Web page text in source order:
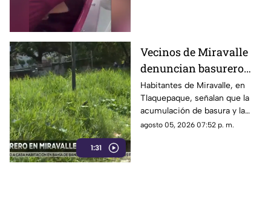
1:31
Vecinos de Miravalle
denuncian basurero
clandestino y falta de
seguridad vial en la
colonia
Habitantes de Miravalle, en
Tlaquepaque, señalan que la
acumulación de basura y la
falta de infraestructura vial
agosto 05, 2026 07:52 p. m.